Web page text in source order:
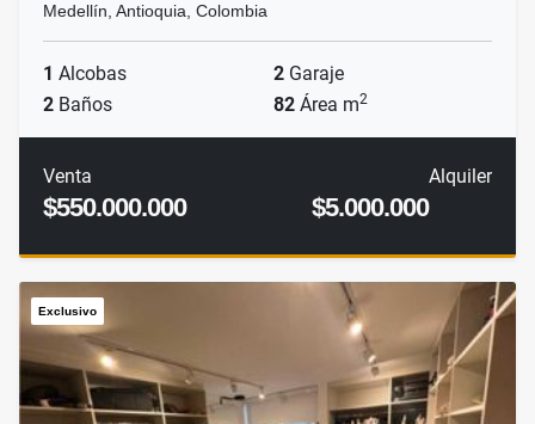
Medellín, Antioquia, Colombia
1 Alcobas 2 Garaje
2 Baños 82 Área m2
Venta
$550.000.000
Alquiler
$5.000.000
Exclusivo